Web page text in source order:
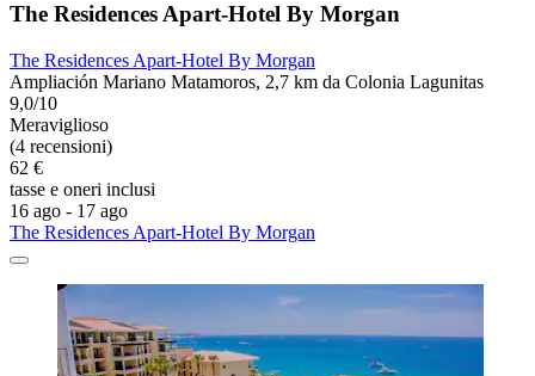
The Residences Apart-Hotel By Morgan
The Residences Apart-Hotel By Morgan
Ampliación Mariano Matamoros, 2,7 km da Colonia Lagunitas
9,0/10
Meraviglioso
(4 recensioni)
62 €
tasse e oneri inclusi
16 ago - 17 ago
The Residences Apart-Hotel By Morgan